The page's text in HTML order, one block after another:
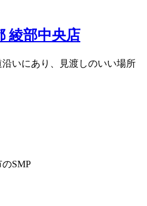
綾部中央店
いにあり、見渡しのいい場所
SMP